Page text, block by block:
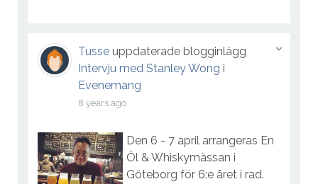
Tusseuppdaterade blogginlägg
Intervju med Stanley Wong i
Evenemang
8 years ago
Den 6 - 7 april arrangeras En
Öl & Whiskymässan i
Göteborg för 6:e året i rad.